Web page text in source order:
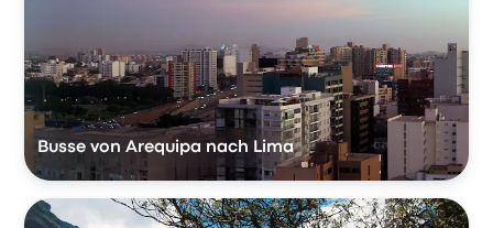
Busse von Arequipa nach Lima